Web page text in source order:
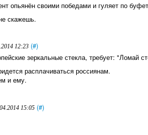
опьянён своими победами и гуляет по
скажешь.
12:23 (#)
зеркальные стекла, требует: "Ломай
расплачиваться россиянам.
и ему.
15:05 (#)